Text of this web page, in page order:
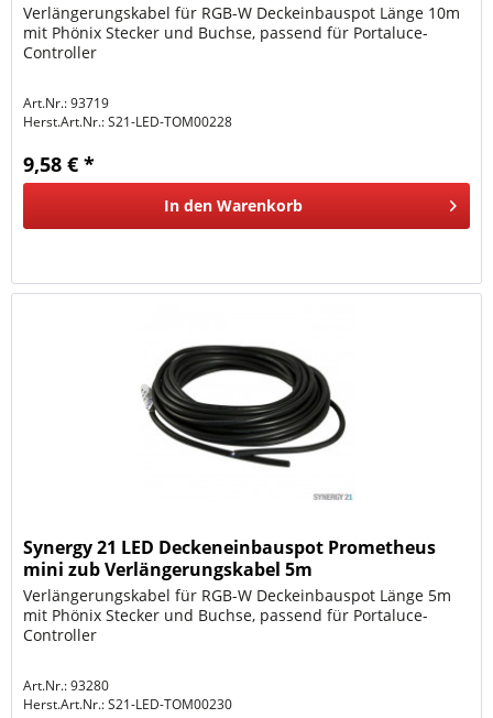
Verlängerungskabel für RGB-W Deckeinbauspot Länge 10m
mit Phönix Stecker und Buchse, passend für Portaluce-
Controller
Art.Nr.: 93719
Herst.Art.Nr.:S21-LED-TOM00228
9,58 € *
In den Warenkorb
Synergy 21 LED Deckeneinbauspot Prometheus
mini zub Verlängerungskabel 5m
Verlängerungskabel für RGB-W Deckeinbauspot Länge 5m
mit Phönix Stecker und Buchse, passend für Portaluce-
Controller
Art.Nr.: 93280
Herst.Art.Nr.:S21-LED-TOM00230